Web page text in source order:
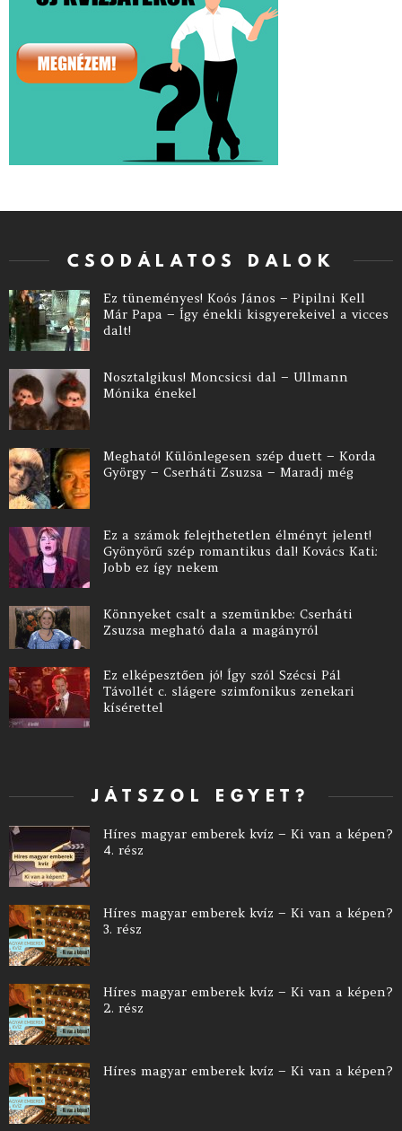
CSODÁLATOS DALOK
Ez tüneményes! Koós János – Pipilni Kell
Már Papa – Így énekli kisgyerekeivel a vicces
dalt!
Nosztalgikus! Moncsicsi dal – Ullmann
Mónika énekel
Megható! Különlegesen szép duett – Korda
György – Cserháti Zsuzsa – Maradj még
Ez a számok felejthetetlen élményt jelent!
Gyönyörű szép romantikus dal! Kovács Kati:
Jobb ez így nekem
Könnyeket csalt a szemünkbe: Cserháti
Zsuzsa megható dala a magányról
Ez elképesztően jó! Így szól Szécsi Pál
Távollét c. slágere szimfonikus zenekari
kísérettel
JÁTSZOL EGYET?
Híres magyar emberek kvíz – Ki van a képen?
4. rész
Híres magyar emberek kvíz – Ki van a képen?
3. rész
Híres magyar emberek kvíz – Ki van a képen?
2. rész
Híres magyar emberek kvíz – Ki van a képen?